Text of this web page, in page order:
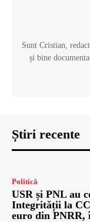
Sunt Cristian,
și bine
Știri recente
Politică
USR și PNL au
Integrității la
euro din PNRR,